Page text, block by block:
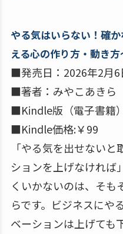
やる気はいらない！確
える心の作り方・動き
■発売日：2026年2月6
■著者：みやこあきら
■Kindle版（電子書籍）
■Kindle価格:￥99
「やる気を出せない
ションを上げなければ
くいかないのは、そも
らです。ビジネスにや
ベーションは上げても